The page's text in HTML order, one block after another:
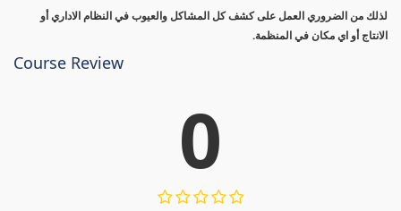
لذلك من الضروري العمل على كشف كل المشاكل والعيوب في النظام الاداري أو
الانتاج أو اي مكان في المنظمة.
Course Review
0